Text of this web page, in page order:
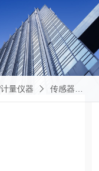
量仪器 传感器